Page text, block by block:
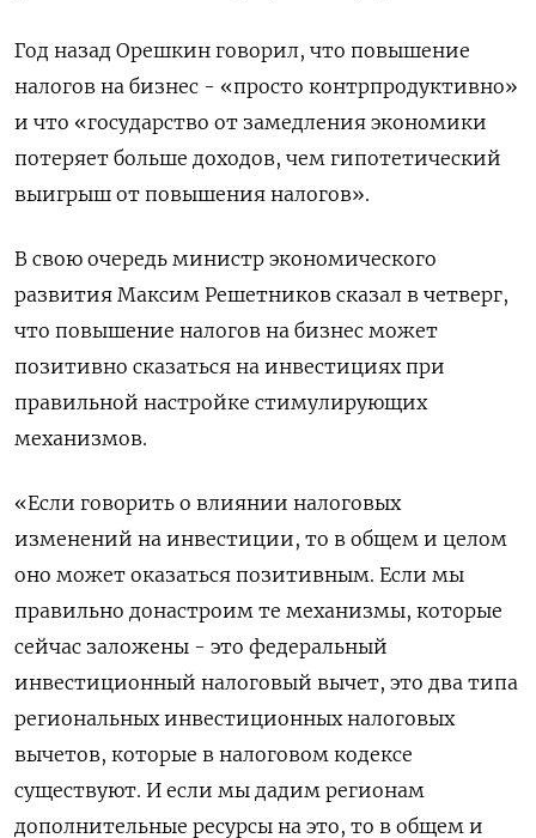
Год назад Орешкин говорил, что повышение
налогов на бизнес - «просто контрпродуктивно»
и что «государство от замедления экономики
потеряет больше доходов, чем гипотетический
выигрыш от повышения налогов».
В свою очередь министр экономического
развития Максим Решетников сказал в четверг,
что повышение налогов на бизнес может
позитивно сказаться на инвестициях при
правильной настройке стимулирующих
механизмов.
«Если говорить о влиянии налоговых
изменений на инвестиции, то в общем и целом
оно может оказаться позитивным. Если мы
правильно донастроим те механизмы, которые
сейчас заложены - это федеральный
инвестиционный налоговый вычет, это два типа
региональных инвестиционных налоговых
вычетов, которые в налоговом кодексе
существуют. И если мы дадим регионам
дополнительные ресурсы на это, то в общем и